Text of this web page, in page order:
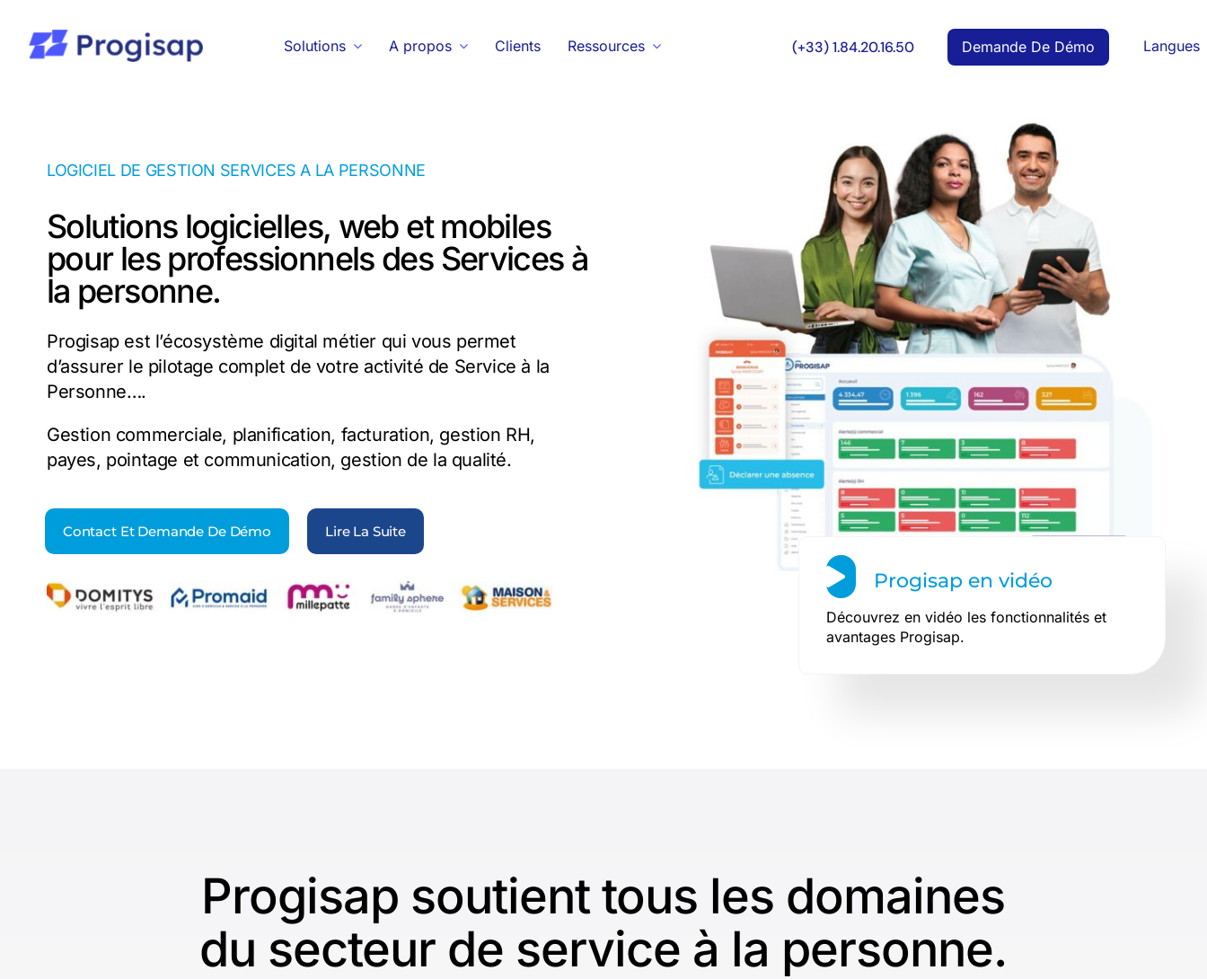
contenu
Solutions A propos Clients Ressources (+33) 1.84.20.16.50 Demande De Démo Langues
LOGICIEL DE GESTION SERVICES A LA PERSONNE
Solutions logicielles, web et mobiles
pour les professionnels des Services à
la personne.
Progisap est l’écosystème digital métier qui vous permet
d’assurer le pilotage complet de votre activité de Service à la
Personne….
Gestion commerciale, planification, facturation, gestion RH,
payes, pointage et communication, gestion de la qualité.
Contact Et Demande De Démo Lire La Suite
Progisap en vidéo
Découvrez en vidéo les fonctionnalités et
avantages Progisap.
Progisap soutient tous les domaines
du secteur de service à la personne.